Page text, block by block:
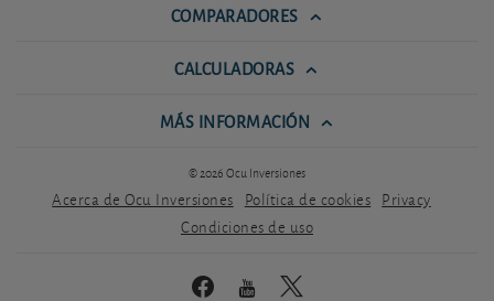
COMPARADORES
CALCULADORAS
MÁS INFORMACIÓN
© 2026 Ocu Inversiones
Acerca de Ocu Inversiones Política de cookies Privacy
Condiciones de uso